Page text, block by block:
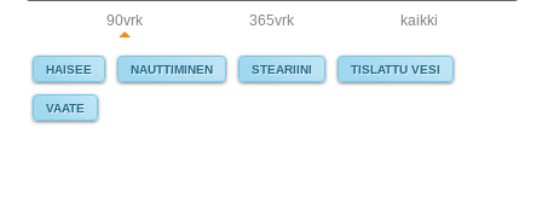
90vrk 365vrk kaikki
HAISEE NAUTTIMINEN STEARIINI TISLATTU VESI
VAATE